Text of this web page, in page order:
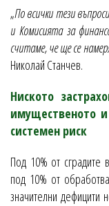
„По всички тези
и Комисията за
считаме, че ще се
Николай Станчев.
Ниското
имущественото
системен риск
Под 10% от сградите
под 10% от
значителни дефицити